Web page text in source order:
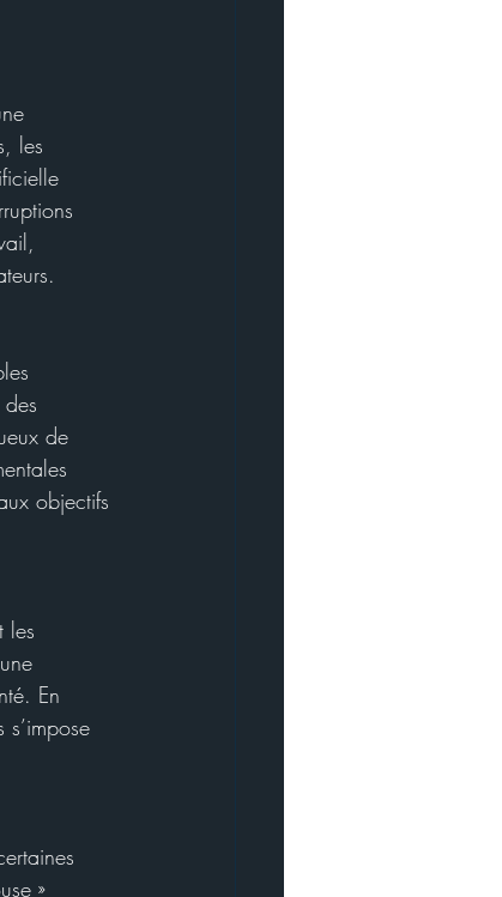
les
de
objectifs
les
En
»